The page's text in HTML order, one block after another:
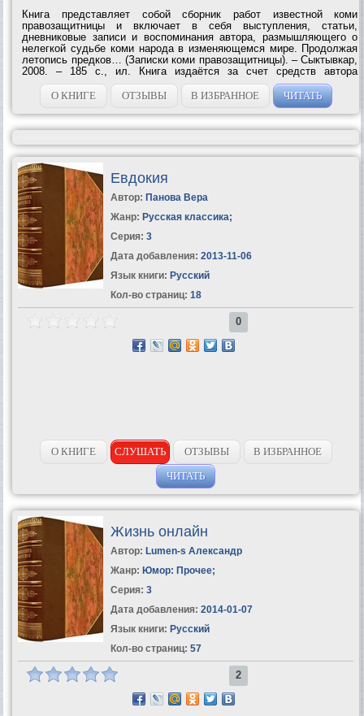
Книга представляет собой сборник работ известной коми
правозащитницы и включает в себя выступления, статьи,
дневниковые записи и воспоминания автора, размышляющего о
нелегкой судьбе коми народа в изменяющемся мире. Продолжая
летопись предков… (Записки коми правозащитницы). – Сыктывкар,
2008. – 185 с., ил. Книга издаётся за счет средств автора
Отпечатано в ООО «Типография «Полиграф-сервис». г.
Сыктывкар, ул. Ленина, 4. © Иванова...
О КНИГЕ ОТЗЫВЫ В ИЗБРАННОЕ ЧИТАТЬ
Евдокия
Автор: Панова Вера
Жанр: Русская классика;
Серия: 3
Дата добавления: 2013-11-06
Язык книги: Русский
Кол-во страниц: 18
0
О КНИГЕ СЛУШАТЬ ОТЗЫВЫ
В ИЗБРАННОЕ
ЧИТАТЬ
Жизнь онлайн
Автор: Lumen-s Александр
Жанр: Юмор: Прочее;
Серия: 3
Дата добавления: 2014-01-07
Язык книги: Русский
Кол-во страниц: 57
2